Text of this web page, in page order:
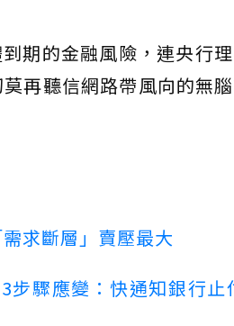
期的金融風險，連央行
再聽信網路帶風向的無
求斷層」賣壓最大
步驟應變：快通知銀行止